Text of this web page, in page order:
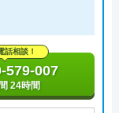
話相談！
579-007
24時間